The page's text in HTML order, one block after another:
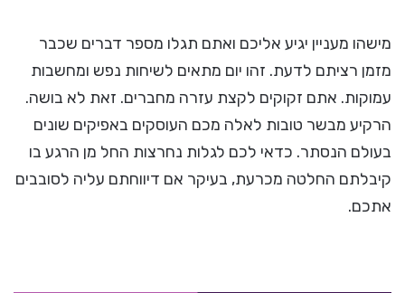
מישהו מעניין יגיע אליכם ואתם תגלו מספר דברים שכבר
מזמן רציתם לדעת. זהו יום מתאים לשיחות נפש ומחשבות
עמוקות. אתם זקוקים לקצת עזרה מחברים. זאת לא בושה.
הרקיע מבשר טובות לאלה מכם העוסקים באפיקים שונים
בעולם הנסתר. כדאי לכם לגלות נחרצות החל מן הרגע בו
קיבלתם החלטה מכרעת, בעיקר אם דיווחתם עליה לסובבים
אתכם.